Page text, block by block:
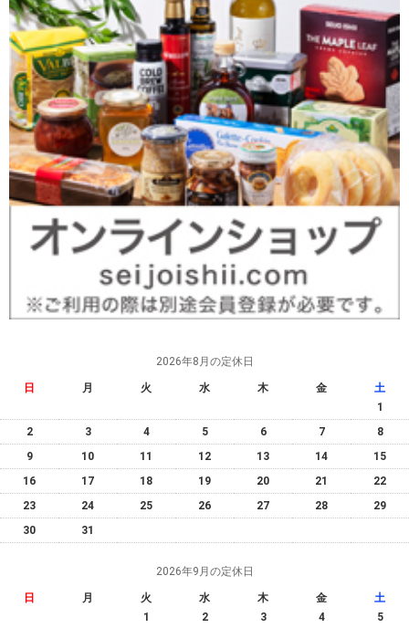
2026年8月の定休日
日 月 火 水 木 金
土
1
2
3 4 5 6 7
8
9
10 11 12 13 14
15
16
17 18 19 20 21
22
23
24 25 26 27 28
29
30
31
2026年9月の定休日
日 月 火 水 木 金
土
1
2 3 4 5